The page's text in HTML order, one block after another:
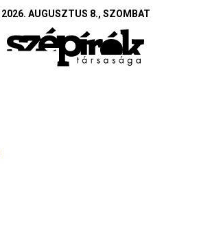
2026. AUGUSZTUS 8., SZOMBAT